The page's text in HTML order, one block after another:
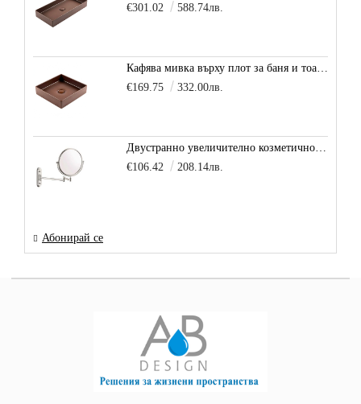
€301.02
588.74лв.
Кафява мивка върху плот за баня и тоалетна Decente, цвят - карамел
€169.75
332.00лв.
Двустранно увеличително козметично огледало за баня Vitra Arkitekt
€106.42
208.14лв.
Абонирай се